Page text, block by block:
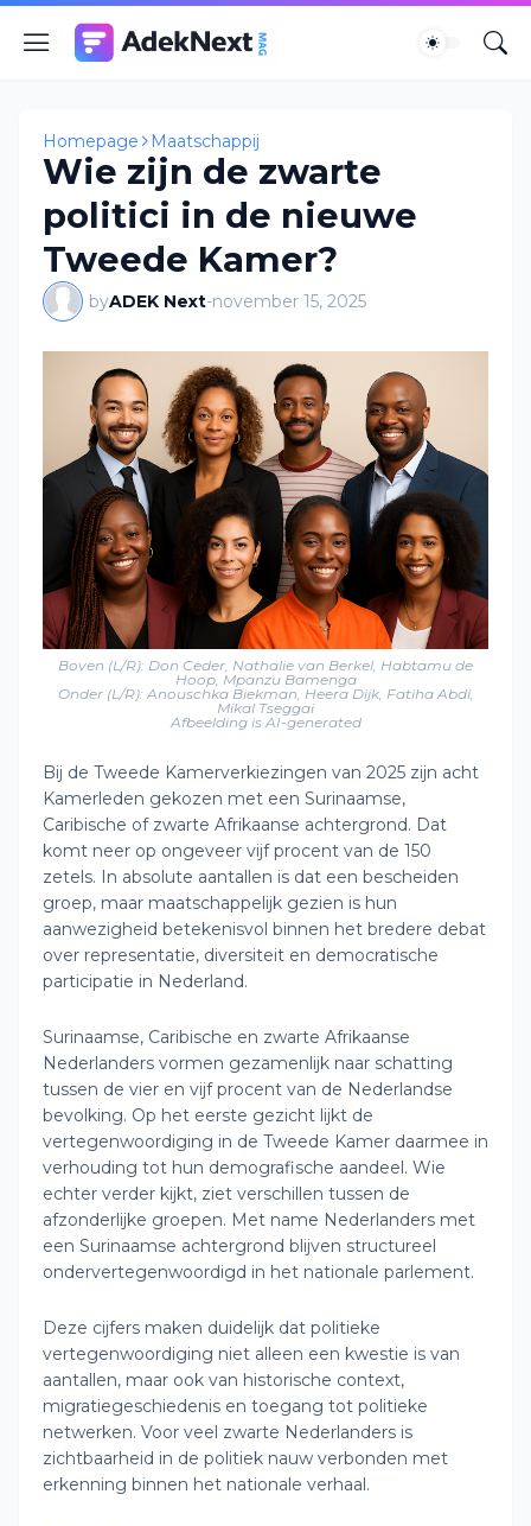
Homepage Maatschappij
Wie zijn de zwarte
politici in de nieuwe
Tweede Kamer?
byADEK Next-november 15, 2025
Boven (L/R): Don Ceder, Nathalie van Berkel, Habtamu de
Hoop, Mpanzu Bamenga
Onder (L/R): Anouschka Biekman, HeeraDijk, Fatiha Abdi,
Mikal Tseggai
Afbeelding is AI-generated
Bij de Tweede Kamerverkiezingen van 2025 zijn acht
Kamerleden gekozen met een Surinaamse,
Caribische of zwarte Afrikaanse achtergrond. Dat
komt neer op ongeveer vijf procent van de 150
zetels. In absolute aantallen is dat een bescheiden
groep, maar maatschappelijk gezien is hun
aanwezigheid betekenisvol binnen het bredere debat
over representatie, diversiteit en democratische
participatie in Nederland.
Surinaamse, Caribische en zwarte Afrikaanse
Nederlanders vormen gezamenlijk naar schatting
tussen de vier en vijf procent van de Nederlandse
bevolking. Op het eerste gezicht lijkt de
vertegenwoordiging in de Tweede Kamer daarmee in
verhouding tot hun demografische aandeel. Wie
echter verder kijkt, ziet verschillen tussen de
afzonderlijke groepen. Met name Nederlanders met
een Surinaamse achtergrond blijven structureel
ondervertegenwoordigd in het nationale parlement.
Deze cijfers maken duidelijk dat politieke
vertegenwoordiging niet alleen een kwestie is van
aantallen, maar ook van historische context,
migratiegeschiedenis en toegang tot politieke
netwerken. Voor veel zwarte Nederlanders is
zichtbaarheid in de politiek nauw verbonden met
erkenning binnen het nationale verhaal.